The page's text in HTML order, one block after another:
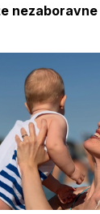
nezaboravne